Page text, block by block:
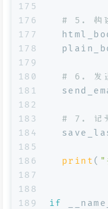
175
176
177
178
179
180
181
182
183
184
185
186
187
188
189
# 5. 构
# 6. 发
# 7. 记
print ( "
if